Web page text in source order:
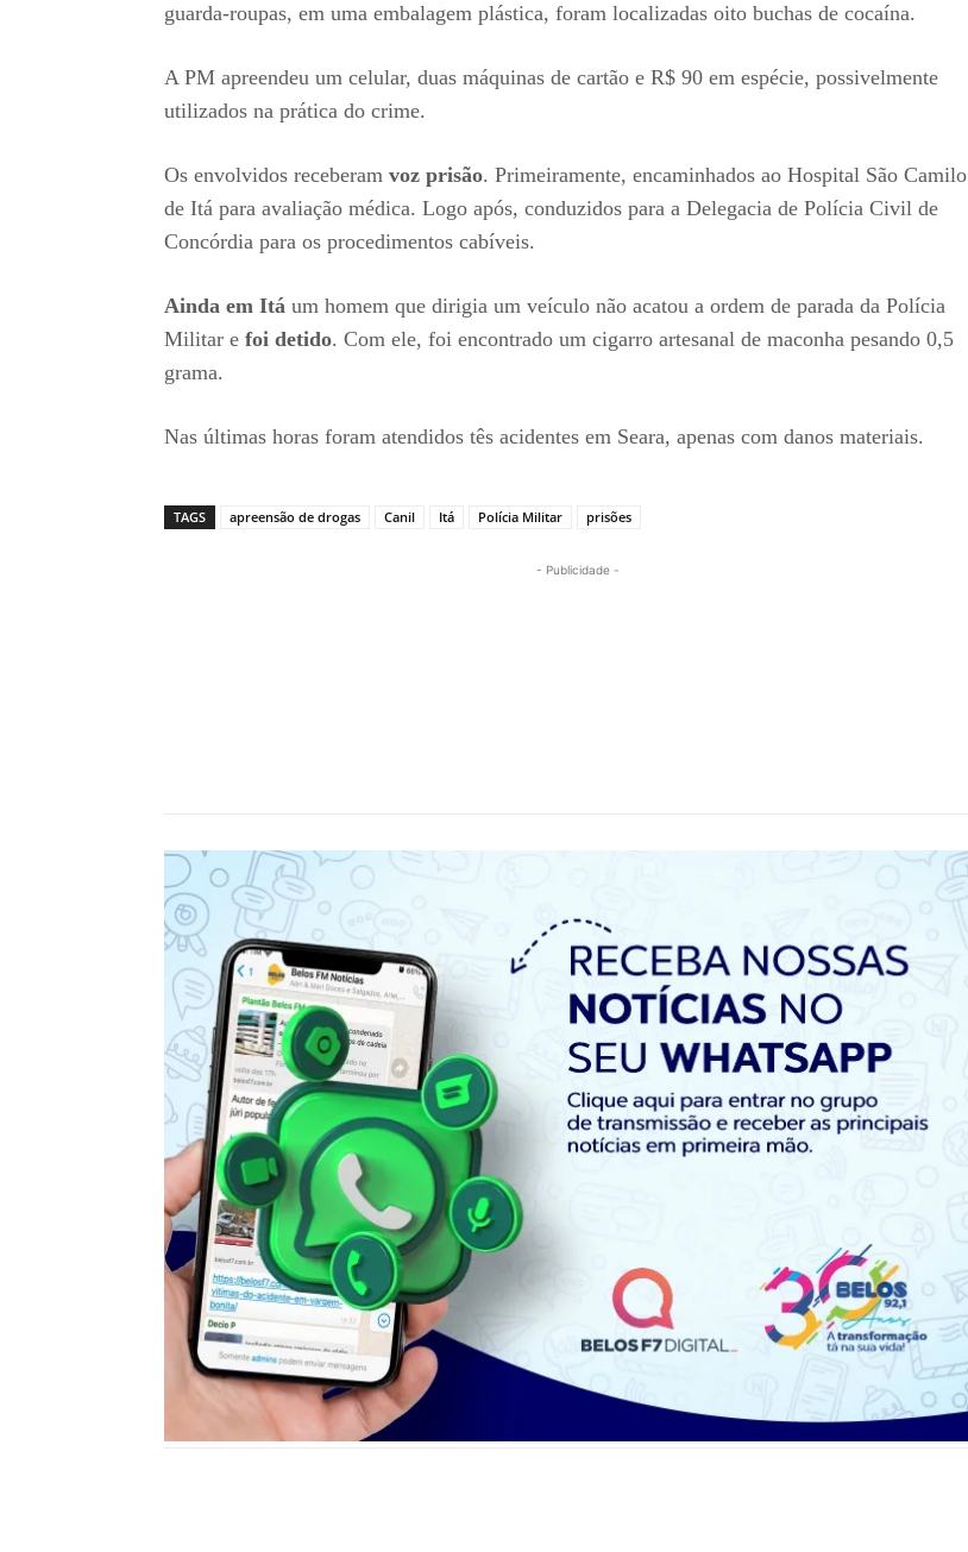
guarda-roupas, em uma embalagem plástica, foram localizadas oito buchas de cocaína.
A PM apreendeu um celular, duas máquinas de cartão e R$ 90 em espécie, possivelmente
utilizados na prática do crime.
Os envolvidos receberam voz prisão. Primeiramente, encaminhados ao Hospital São Camilo
de Itá para avaliação médica. Logo após, conduzidos para a Delegacia de Polícia Civil de
Concórdia para os procedimentos cabíveis.
Ainda em Itá um homem que dirigia um veículo não acatou a ordem de parada da Polícia
Militar e foi detido. Com ele, foi encontrado um cigarro artesanal de maconha pesando 0,5
grama.
Nas últimas horas foram atendidos tês acidentes em Seara, apenas com danos materiais.
TAGS apreensão de drogas Canil Itá Polícia Militar prisões
- Publicidade -